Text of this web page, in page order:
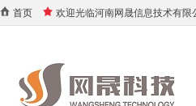
首页 欢迎光临河南网晟信息技术有限